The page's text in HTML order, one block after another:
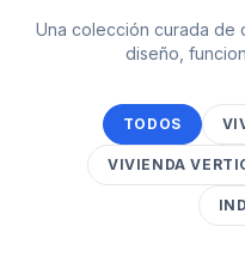
Una colección curada de
diseño,
TODOS
VIVIENDA